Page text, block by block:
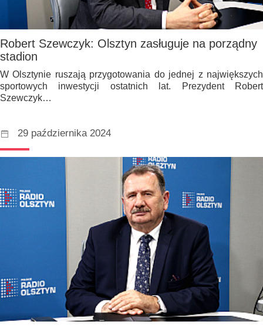
Robert Szewczyk: Olsztyn zasługuje na porządny
stadion
W Olsztynie ruszają przygotowania do jednej z największych
sportowych inwestycji ostatnich lat. Prezydent Robert
Szewczyk…
29 października 2024